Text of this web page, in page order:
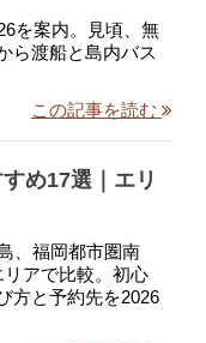
を案内。見頃、無
ら渡船と島内バス
この記事を読む
め17選｜エリ
、福岡都市圏南
アで比較。初心
方と予約先を2026